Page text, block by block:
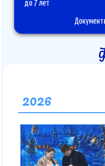
до 7 лет
2026